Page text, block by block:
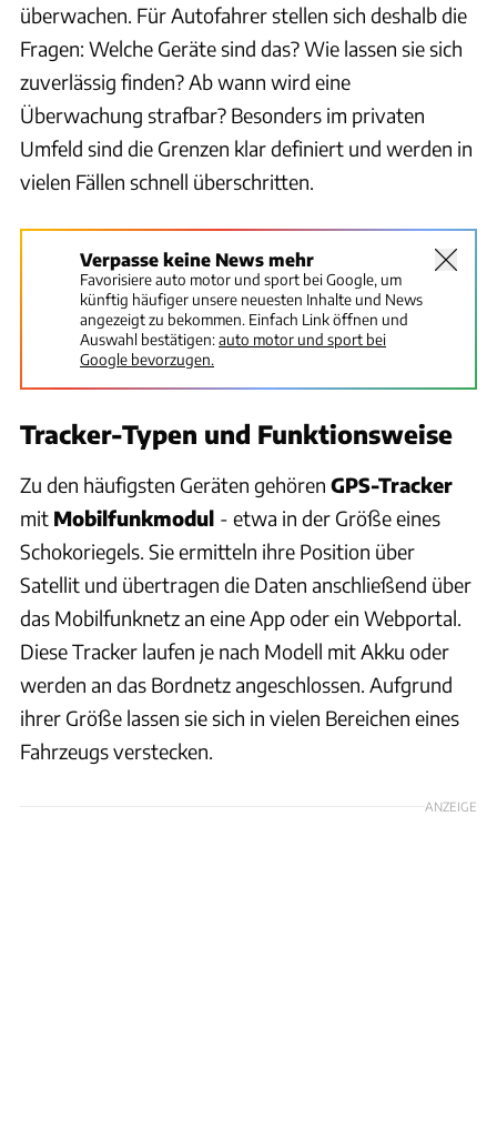
überwachen. Für Autofahrer stellen sich deshalb die
Fragen: Welche Geräte sind das? Wie lassen sie sich
zuverlässig finden? Ab wann wird eine
Überwachung strafbar? Besonders im privaten
Umfeld sind die Grenzen klar definiert und werden in
vielen Fällen schnell überschritten.
Verpasse keine News mehr
Favorisiere auto motor und sport bei Google, um
künftig häufiger unsere neuesten Inhalte und News
angezeigt zu bekommen. Einfach Link öffnen und
Auswahl bestätigen:auto motor und sport bei
Google bevorzugen.
Tracker-Typen und Funktionsweise
Zu den häufigsten Geräten gehören GPS-Tracker
mit Mobilfunkmodul - etwa in der Größe eines
Schokoriegels. Sie ermitteln ihre Position über
Satellit und übertragen die Daten anschließend über
das Mobilfunknetz an eine App oder ein Webportal.
Diese Tracker laufen je nach Modell mit Akku oder
werden an das Bordnetz angeschlossen. Aufgrund
ihrer Größe lassen sie sich in vielen Bereichen eines
Fahrzeugs verstecken.
ANZEIGE